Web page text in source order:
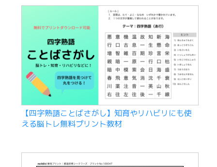
【四字熟語ことばさがし】知育やリハビリにも使
える脳トレ無料プリント教材